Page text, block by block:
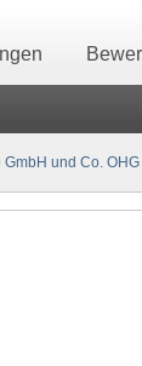
und Co. OHG